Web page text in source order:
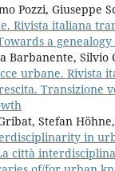
Pozzi, Giuseppe
Rivista italiana
a
Barbanente, Silvio
urbane. Rivista
Transizione
Stefan
in
città